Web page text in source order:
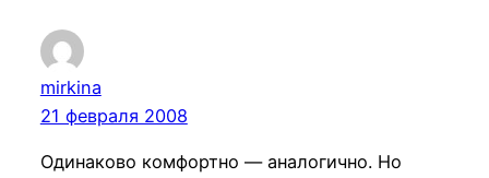
mirkina
21 февраля 2008
Одинаково комфортно — аналогично. Но